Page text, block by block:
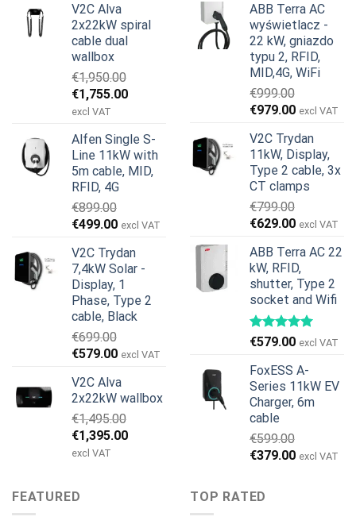
V2C Alva
2x22kW spiral
cable dual
wallbox
€1,950.00
Pierwotna
cena
€1,950.00.
€1,755.00Aktualna
€1,755.00.
excl VAT
Alfen Single S-
Line 11kW with
5m cable, MID,
RFID, 4G
€899.00
Pierwotna
wynosiła:
€899.00.
€499.00Aktualna
wynosi:
€499.00.
excl VAT
V2C Trydan
7,4kW Solar -
Display, 1
Phase, Type 2
cable, Black
€699.00
Pierwotna
wynosiła:
€699.00.
€579.00Aktualna
wynosi:
€579.00.
excl VAT
V2C Alva
2x22kW wallbox
€1,495.00
Pierwotna
cena
€1,395.00Aktualna
excl VAT
ABB Terra AC
wyświetlacz -
22 kW, gniazdo
typu 2, RFID,
MID,4G, WiFi
€999.00
Pierwotna
wynosiła:
€999.00.
€979.00Aktualna
wynosi:
€979.00.
excl VAT
V2C Trydan
11kW, Display,
Type 2 cable, 3x
CT clamps
€799.00
Pierwotna
wynosiła:
€799.00.
€629.00Aktualna
wynosi:
€629.00.
excl VAT
ABB Terra AC 22
kW, RFID,
shutter, Type 2
socket and Wifi
€579.00 excl VAT
FoxESS A-
Series 11kW EV
Charger, 6m
cable
€599.00
Pierwotna
€599.00.
€379.00Aktualna
excl VAT
FEATURED TOP RATED